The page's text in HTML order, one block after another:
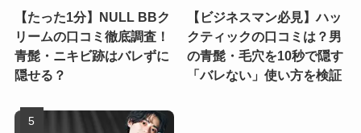
【たった1分】NULL BBク
リームの口コミ徹底調査！
青髭・ニキビ跡はバレずに
隠せる？
【ビジネスマン必見】ハッ
クティックの口コミは？男
の青髭・毛穴を10秒で隠す
「バレない」使い方を検証